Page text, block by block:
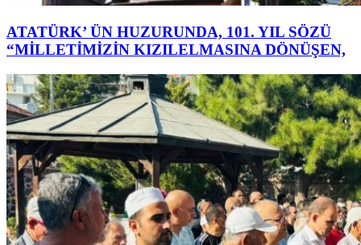
ATATÜRK’ ÜN HUZURUNDA, 101. YIL SÖZÜ
“MİLLETİMİZİN KIZILELMASINA DÖNÜŞEN,